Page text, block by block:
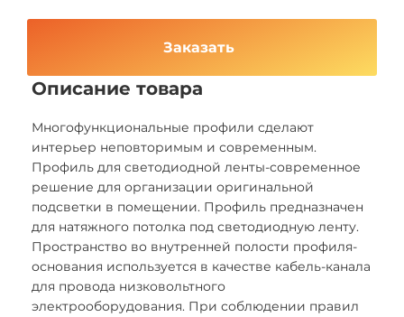
Заказать
Описание товара
Многофункциональные профили сделают
интерьер неповторимым и современным.
Профиль для светодиодной ленты-современное
решение для организации оригинальной
подсветки в помещении. Профиль предназначен
для натяжного потолка под светодиодную ленту.
Пространство во внутренней полости профиля-
основания используется в качестве кабель-канала
для провода низковольтного
электрооборудования. При соблюдении правил